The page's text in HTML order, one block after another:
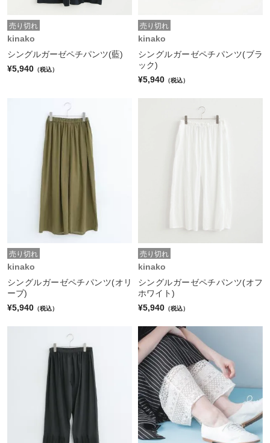
売り切れ
kinako
シングルガーゼペチパンツ(藍)
¥5,940 （税込）
売り切れ
kinako
シングルガーゼペチパンツ(ブラ
ック)
¥5,940 （税込）
売り切れ
kinako
シングルガーゼペチパンツ(オリ
ーブ)
¥5,940 （税込）
売り切れ
kinako
シングルガーゼペチパンツ(オフ
ホワイト)
¥5,940 （税込）